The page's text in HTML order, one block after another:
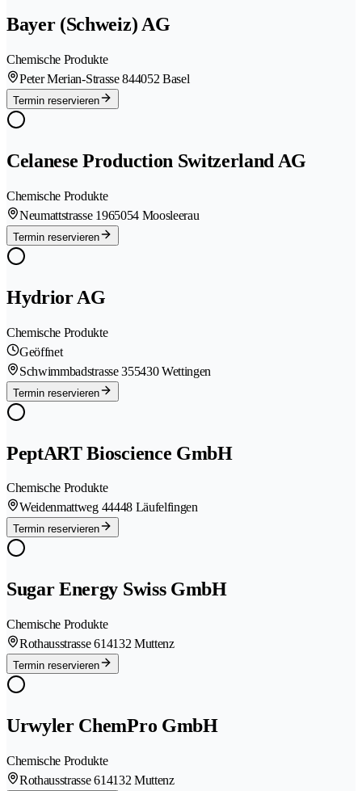
Bayer (Schweiz) AG
Chemische Produkte
Peter Merian-Strasse 844052 Basel
Termin reservieren
Celanese Production Switzerland AG
Chemische Produkte
Neumattstrasse 1965054 Moosleerau
Termin reservieren
Hydrior AG
Chemische Produkte
Geöffnet
Schwimmbadstrasse 355430 Wettingen
Termin reservieren
PeptART Bioscience GmbH
Chemische Produkte
Weidenmattweg 44448 Läufelfingen
Termin reservieren
Sugar Energy Swiss GmbH
Chemische Produkte
Rothausstrasse 614132 Muttenz
Termin reservieren
Urwyler ChemPro GmbH
Chemische Produkte
Rothausstrasse 614132 Muttenz